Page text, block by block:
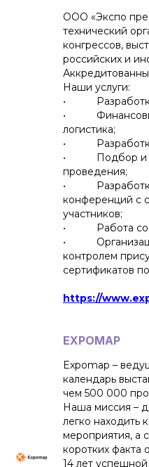
ООО «Экспо
технический
конгрессов,
российских и
Наши услуги:
• Разработка
• Финансовый
логистика;
• Разработка
• Подбор и
проведения;
• Разработка
конференций с
участников;
• Работа со
•
контролем
сертификатов
https://
EXPOMAP
Expomap –
календарь
чем 500 000
Наша миссия –
легко находить
мероприятия, а
коротких факта
14 лет